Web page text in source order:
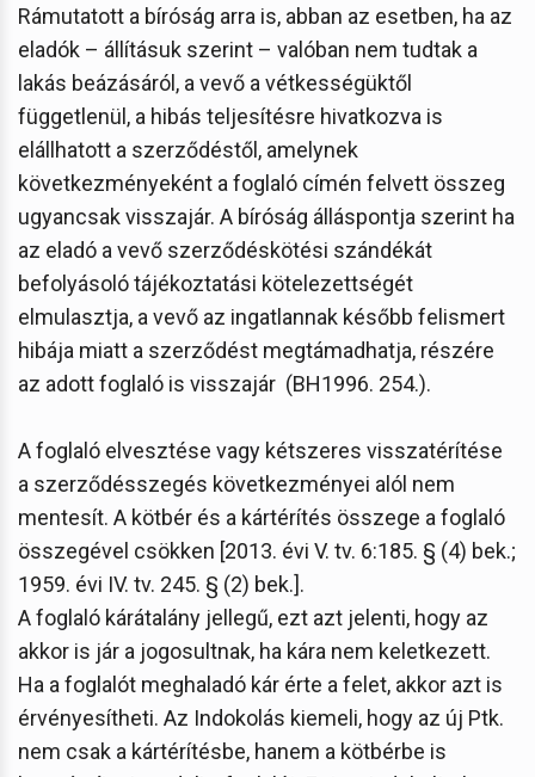
Rámutatott a bíróság arra is, abban az esetben, ha az
eladók – állításuk szerint – valóban nem tudtak a
lakás beázásáról, a vevő a vétkességüktől
függetlenül, a hibás teljesítésre hivatkozva is
elállhatott a szerződéstől, amelynek
következményeként a foglaló címén felvett összeg
ugyancsak visszajár. A bíróság álláspontja szerint ha
az eladó a vevő szerződéskötési szándékát
befolyásoló tájékoztatási kötelezettségét
elmulasztja, a vevő az ingatlannak később felismert
hibája miatt a szerződést megtámadhatja, részére
az adott foglaló is visszajár (BH1996. 254.).
A foglaló elvesztése vagy kétszeres visszatérítése
a szerződésszegés következményei alól nem
mentesít. A kötbér és a kártérítés összege a foglaló
összegével csökken [2013. évi V. tv. 6:185. § (4) bek.;
1959. évi IV. tv. 245. § (2) bek.].
A foglaló kárátalány jellegű, ezt azt jelenti, hogy az
akkor is jár a jogosultnak, ha kára nem keletkezett.
Ha a foglalót meghaladó kár érte a felet, akkor azt is
érvényesítheti. Az Indokolás kiemeli, hogy az új Ptk.
nem csak a kártérítésbe, hanem a kötbérbe is